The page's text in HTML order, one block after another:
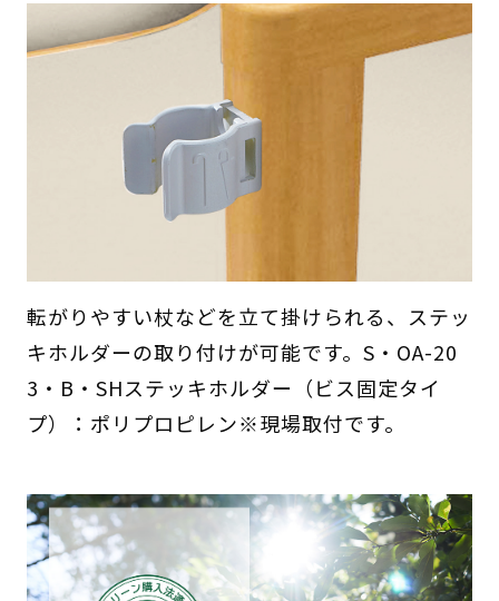
転がりやすい杖などを立て掛けられる、ステッ
キホルダーの取り付けが可能です。S・OA-20
3・B・SHステッキホルダー（ビス固定タイ
プ）：ポリプロピレン※現場取付です。